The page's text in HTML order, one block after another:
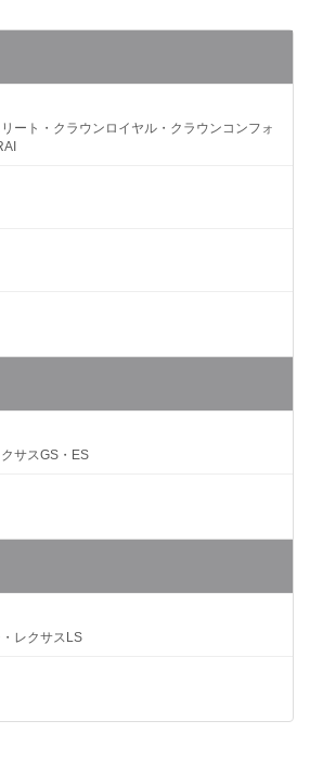
ート・クラウンロイヤル・クラウンコンフォ
サスGS・ES
レクサスLS